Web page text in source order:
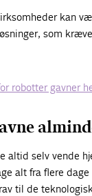
kan
som
robotter gavner
altid selv vende
alt fra flere
til de